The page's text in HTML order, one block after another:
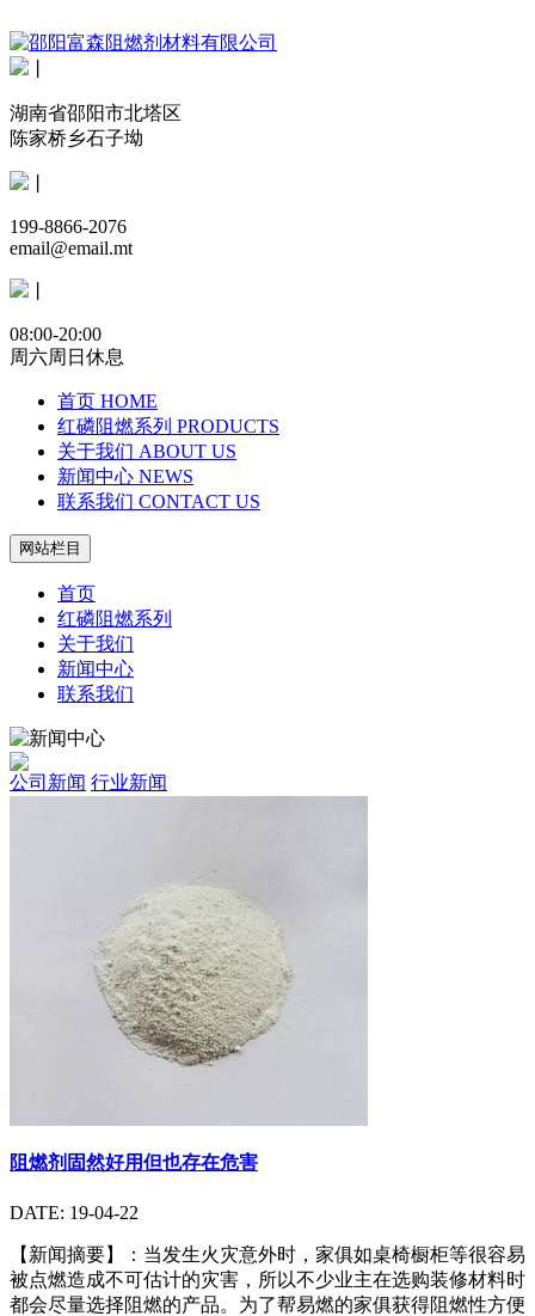
湖南省邵阳市北塔区
陈家桥乡石子坳
199-8866-2076
email@email.mt
08:00-20:00
周六周日休息
首页 HOME
红磷阻燃系列 PRODUCTS
关于我们 ABOUT US
新闻中心 NEWS
联系我们 CONTACT US
网站栏目
首页
红磷阻燃系列
关于我们
新闻中心
联系我们
公司新闻 行业新闻
阻燃剂固然好用但也存在危害
DATE: 19-04-22
【新闻摘要】：当发生火灾意外时，家俱如桌椅橱柜等很容易
被点燃造成不可估计的灾害，所以不少业主在选购装修材料时
都会尽量选择阻燃的产品。为了帮易燃的家俱获得阻燃性方便